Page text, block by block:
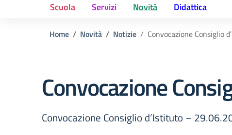
Scuola Servizi Novità Didattica
Home Novità Notizie Convocazione Consiglio
Convocazione
Convocazione Consiglio d’Istituto –